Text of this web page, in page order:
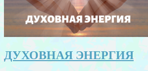
ДУХОВНАЯ ЭНЕРГИЯ